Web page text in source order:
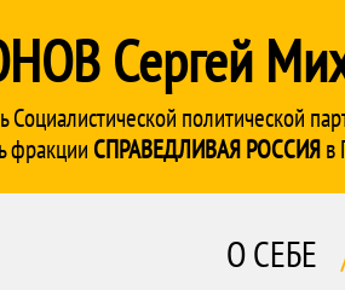
Сергей
Социалистической политической
фракции СПРАВЕДЛИВАЯ РОССИЯв
О СЕБЕ